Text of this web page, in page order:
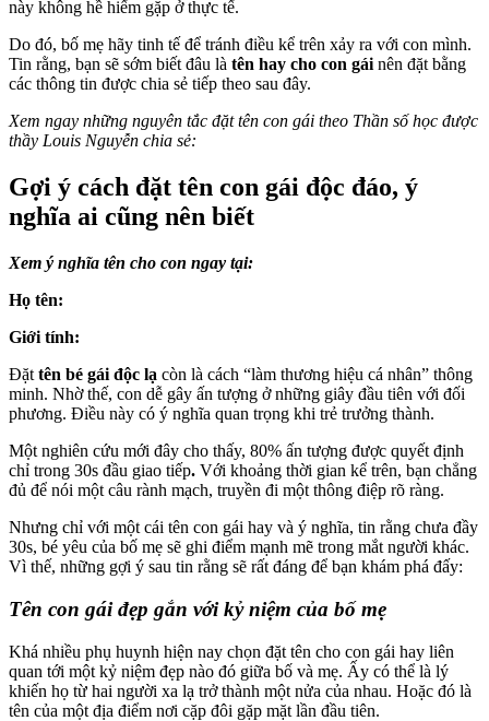
này không hề hiếm gặp ở thực tế.
Do đó, bố mẹ hãy tinh tế để tránh điều kể trên xảy ra với con mình.
Tin rằng, bạn sẽ sớm biết đâu là tên hay cho con gái nên đặt bằng
các thông tin được chia sẻ tiếp theo sau đây.
Xem ngay những nguyên tắc đặt tên con gái theo Thần số học được
thầy Louis Nguyễn chia sẻ:
Gợi ý cách đặt tên con gái độc đáo, ý
nghĩa ai cũng nên biết
Xem ý nghĩa tên cho con ngay tại:
Họ tên:
Giới tính:
Đặt tên bé gái độc lạ còn là cách “làm thương hiệu cá nhân” thông
minh. Nhờ thế, con dễ gây ấn tượng ở những giây đầu tiên với đối
phương. Điều này có ý nghĩa quan trọng khi trẻ trưởng thành.
Một nghiên cứu mới đây cho thấy, 80% ấn tượng được quyết định
chỉ trong 30s đầu giao tiếp. Với khoảng thời gian kể trên, bạn chẳng
đủ để nói một câu rành mạch, truyền đi một thông điệp rõ ràng.
Nhưng chỉ với một cái tên con gái hay và ý nghĩa, tin rằng chưa đầy
30s, bé yêu của bố mẹ sẽ ghi điểm mạnh mẽ trong mắt người khác.
Vì thế, những gợi ý sau tin rằng sẽ rất đáng để bạn khám phá đấy:
Tên con gái đẹp gắn với kỷ niệm của bố mẹ
Khá nhiều phụ huynh hiện nay chọn đặt tên cho con gái hay liên
quan tới một kỷ niệm đẹp nào đó giữa bố và mẹ. Ấy có thể là lý
khiến họ từ hai người xa lạ trở thành một nửa của nhau. Hoặc đó là
tên của một địa điểm nơi cặp đôi gặp mặt lần đầu tiên.